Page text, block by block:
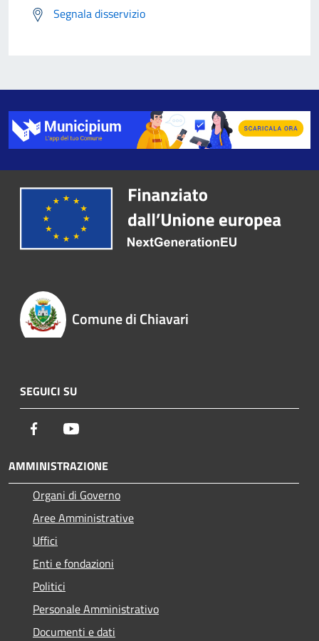
Segnala disservizio
Comune di Chiavari
SEGUICI SU
Facebook
AMMINISTRAZIONE
Organi di Governo
Aree Amministrative
Uffici
Enti e fondazioni
Politici
Personale Amministrativo
Documenti e dati